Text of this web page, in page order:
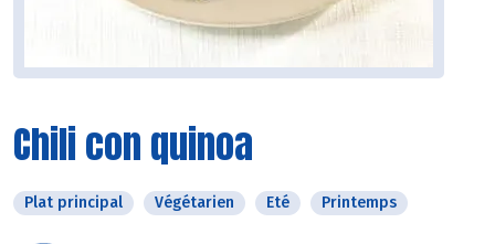
Chili con quinoa
Plat principal Végétarien Eté Printemps